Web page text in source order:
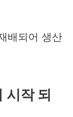
배되어 생산
시작 되